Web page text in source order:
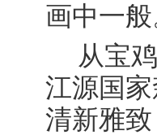
画中一般
从宝
江源国
清新雅